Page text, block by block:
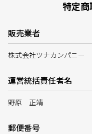
特定
販売業者
株式会社ツナカンパニー
運営統括責任者名
野原 正靖
郵便番号